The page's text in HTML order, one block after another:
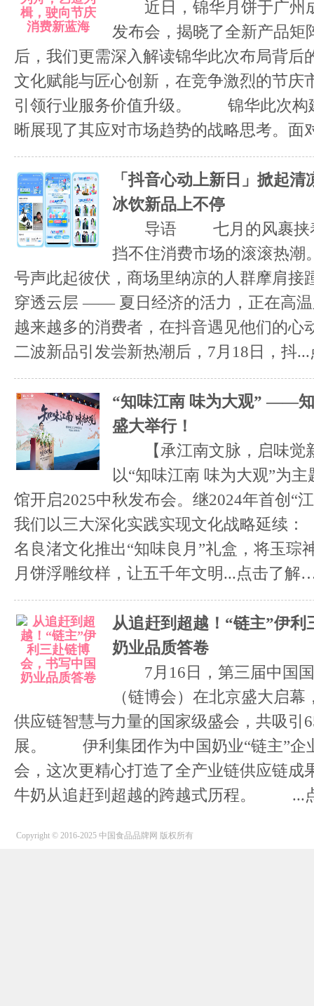
近日，锦华月饼于广州
发布会，揭晓了全新产品矩
后，我们更需深入解读锦华此次布局背后
文化赋能与匠心创新，在竞争激烈的节庆
引领行业服务价值升级。 锦华此次构
晰展现了其应对市场趋势的战略思考。面
「抖音心动上新日」掀起
冰饮新品上不停
导语 七月的风裹挟着
挡不住消费市场的滚滚热潮
号声此起彼伏，商场里纳凉的人群摩肩接
穿透云层 —— 夏日经济的活力，正在
越来越多的消费者，在抖音遇见他们的心
二波新品引发尝新热潮后，7月18日，抖...
“知味江南 味为大观” ——
盛大举行！
【承江南文脉，启味
以“知味江南 味为大观”为
馆开启2025中秋发布会。继2024年首创“
我们以三大深化实践实现文化战略延
名良渚文化推出“知味良月”礼盒，将玉琮
月饼浮雕纹样，让五千年文明...点击了解
从追赶到超越！“链主”伊利
奶业品质答卷
7月16日，第三届中国国
（链博会）在北京盛大启
供应链智慧与力量的国家级盛会，共吸引
展。 伊利集团作为中国奶业“链主”企
会，这次更精心打造了全产业链供应链成
牛奶从追赶到超越的跨越式历程。 ...
Copyright © 2016-2025 中国食品品牌网 版权所有